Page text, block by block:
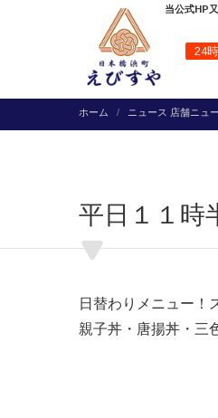
24
当公式HP
ホーム ニュース 店舗ニュ
平日１１時
日替わりメニュー！
親子丼・唐揚丼・三